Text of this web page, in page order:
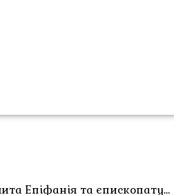
Епіфанія та єпископату…